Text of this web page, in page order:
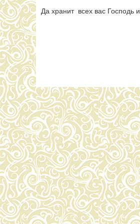
Да хранит всех вас Господь